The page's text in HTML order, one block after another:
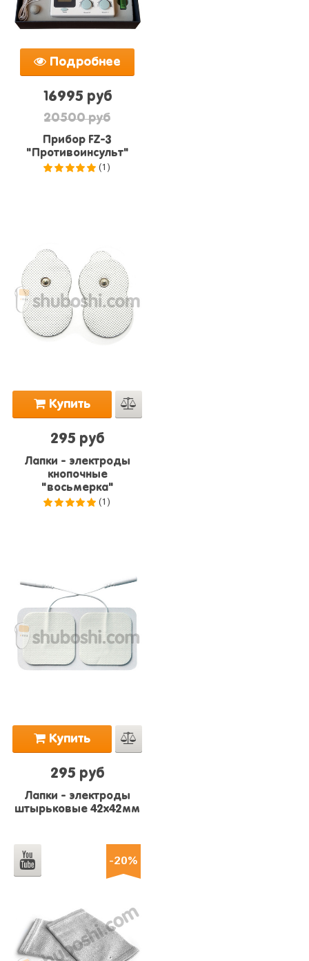
Подробнее
16995 руб
20500 руб
Прибор FZ-3
"Противоинсульт"
(1)
Купить
295 руб
Лапки - электроды
кнопочные
"восьмерка"
(1)
Купить
295 руб
Лапки - электроды
штырьковые 42х42мм
-20%